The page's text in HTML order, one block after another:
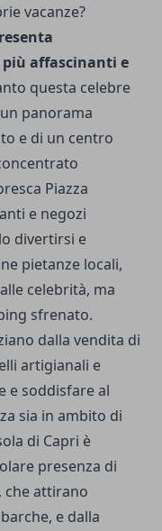
vacanze?
affascinanti e
questa celebre
panorama
e di un centro
Piazza
e negozi
divertirsi e
pietanze locali,
celebrità, ma
sfrenato.
dalla vendita di
artigianali e
e soddisfare al
sia in ambito di
di Capri è
presenza di
, che attirano
e dalla